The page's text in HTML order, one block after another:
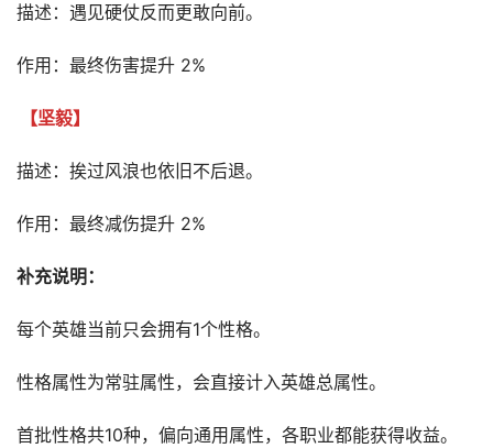
描述：遇见硬仗反而更敢向前。
作用：最终伤害提升 2%
【坚毅】
描述：挨过风浪也依旧不后退。
作用：最终减伤提升 2%
补充说明：
每个英雄当前只会拥有1个性格。
性格属性为常驻属性，会直接计入英雄总属性。
首批性格共10种，偏向通用属性，各职业都能获得收益。